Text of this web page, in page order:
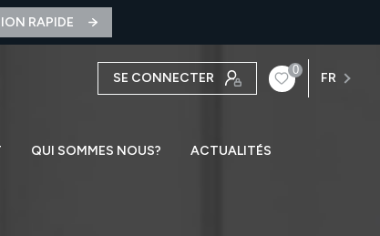
RAPIDE
SE CONNECTER
0
FR
QUI SOMMES NOUS? ACTUALITÉS